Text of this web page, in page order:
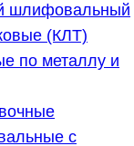
шлифовальный
(КЛТ)
по металлу и
с